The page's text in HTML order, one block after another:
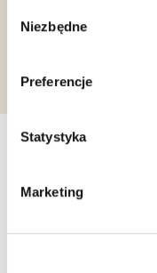
zgody
Niezbędne
Preferencje
Statystyka
Marketing
zainteresować